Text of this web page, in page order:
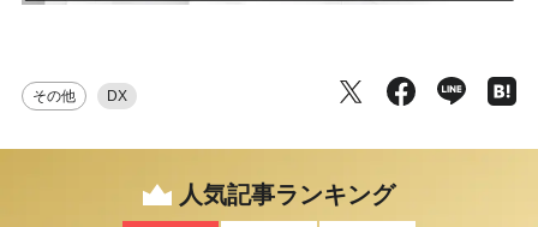
その他 DX
人気記事ランキング